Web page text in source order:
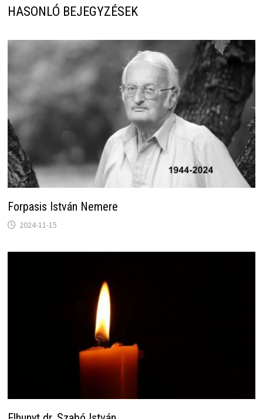
HASONLÓ BEJEGYZÉSEK
Forpasis István Nemere
2024-11-15